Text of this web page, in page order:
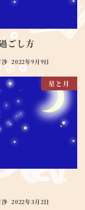
ごし方
沙 2022年9月9日
星と月
沙 2022年3月2日